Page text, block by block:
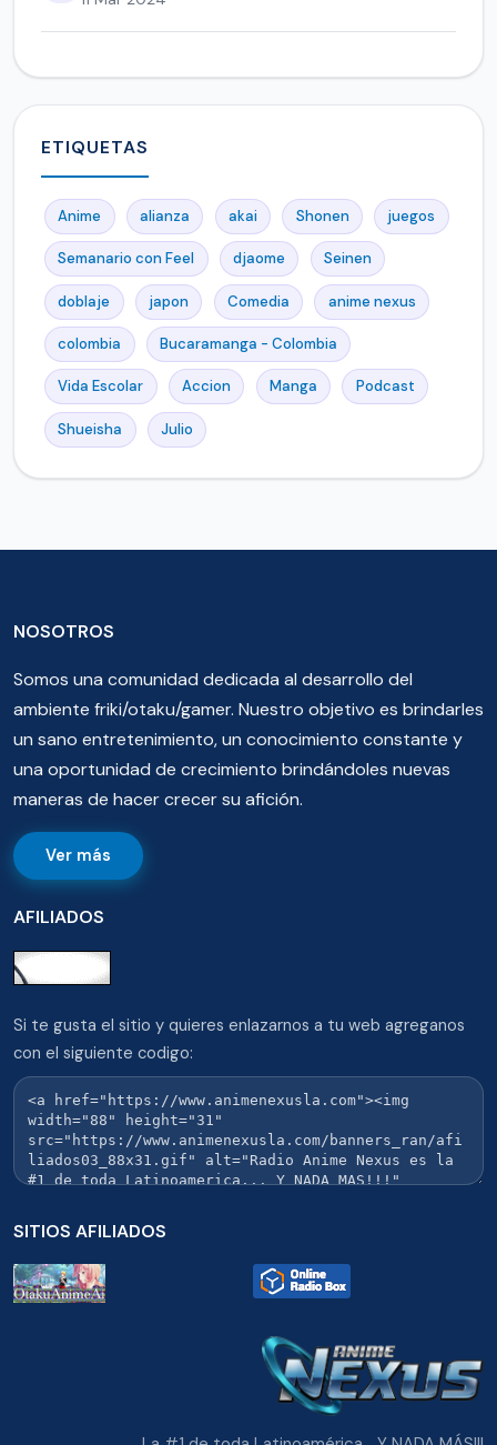
ETIQUETAS
Anime alianza akai Shonen juegos
Semanario con Feel djaome Seinen
doblaje japon Comedia anime nexus
colombia Bucaramanga - Colombia
Vida Escolar Accion Manga Podcast
Shueisha Julio
NOSOTROS
Somos una comunidad dedicada al desarrollo del
ambiente friki/otaku/gamer. Nuestro objetivo es brindarles
un sano entretenimiento, un conocimiento constante y
una oportunidad de crecimiento brindándoles nuevas
maneras de hacer crecer su afición.
Ver más
AFILIADOS
Si te gusta el sitio y quieres enlazarnos a tu web agreganos
con el siguiente codigo:
SITIOS AFILIADOS